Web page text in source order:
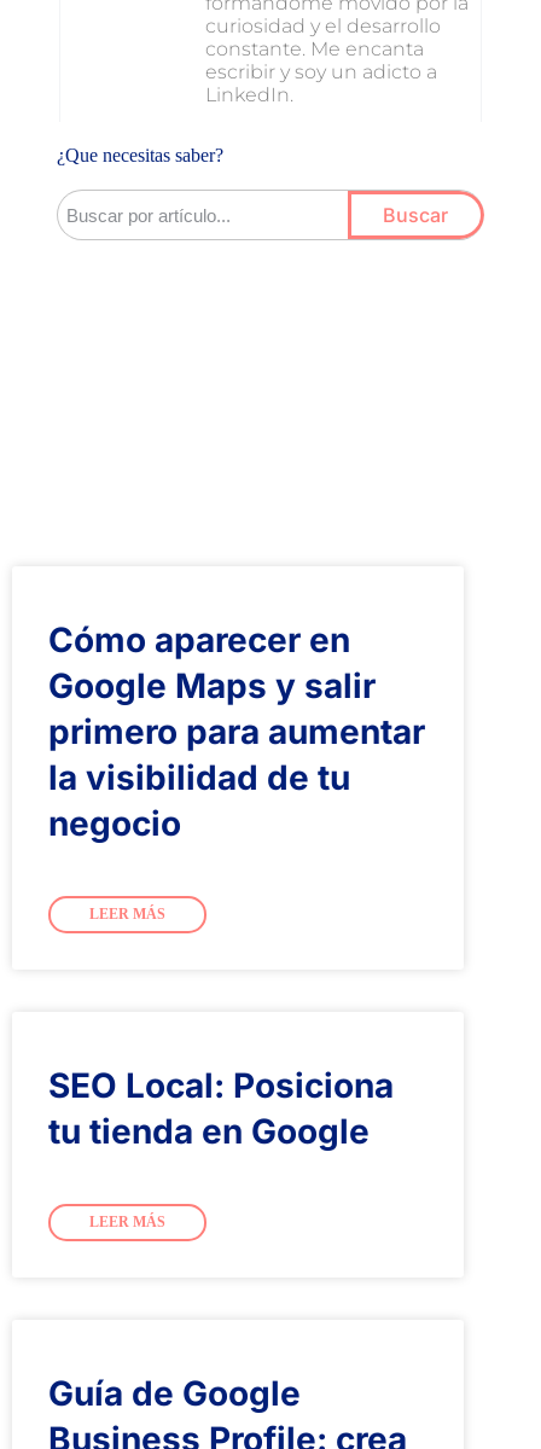
curiosidad y el desarrollo
constante. Me encanta
escribir y soy un adicto a
LinkedIn.
¿Que necesitas saber?
Buscar
Cómo aparecer en
Google Maps y salir
primero para aumentar
la visibilidad de tu
negocio
LEER MÁS
SEO Local: Posiciona
tu tienda en Google
LEER MÁS
Guía de Google
Business Profile: crea